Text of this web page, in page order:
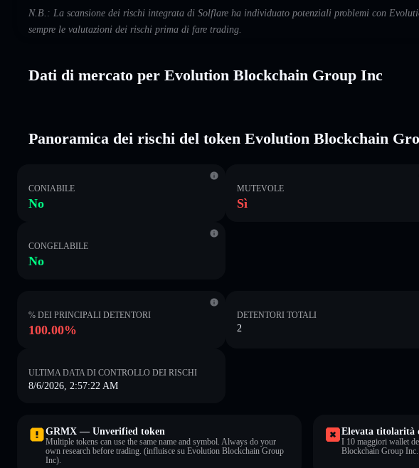
N.B.: La scansione dei rischi integrata di Solflare ha individuato potenziali problemi con
sempre le valutazioni dei rischi prima di fare trading.
Dati di mercato per Evolution Blockchain Group Inc
Panoramica dei rischi del token Evolution Blockchain
CONIABILE
No
MUTEVOLE
Sì
CONGELABILE
No
% DEI PRINCIPALI DETENTORI
100.00%
DETENTORI TOTALI
2
ULTIMA DATA DI CONTROLLO DEI RISCHI
8/6/2026, 2:57:22 AM
GRMX — Unverified token
Multiple tokens can use the same name and symbol. Always do your
own research before trading. (influisce su Evolution Blockchain Group
Inc).
Elevata titolarità
I 10 maggiori wallet
Blockchain Group Inc.